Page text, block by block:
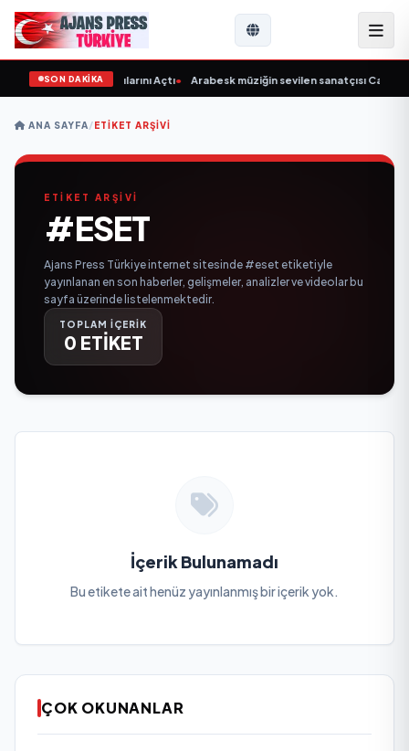
SON DAKİKA
Yenişehir Kapılarını Açtı• Arabesk müziğin sevilen sanatçısı
ANA SAYFA/ETIKET ARŞIVI
ETİKET ARŞİVİ
#ESET
Ajans Press Türkiye internet sitesinde #eset etiketiyle
yayınlanan en son haberler, gelişmeler, analizler ve videolar bu
sayfa üzerinde listelenmektedir.
TOPLAM İÇERİK
0 ETİKET
İçerik Bulunamadı
Bu etikete ait henüz yayınlanmış bir içerik yok.
ÇOK OKUNANLAR